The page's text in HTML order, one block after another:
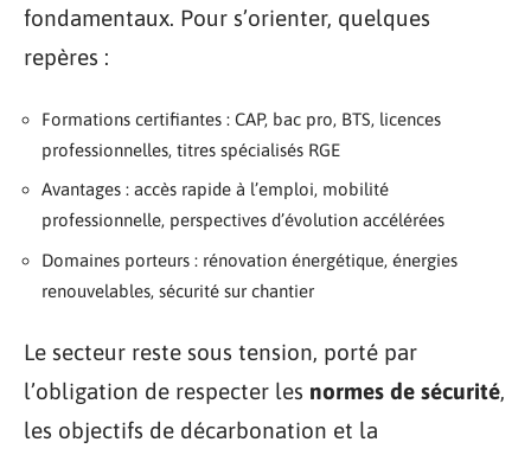
fondamentaux. Pour s’orienter, quelques
repères :
Formations certifiantes : CAP, bac pro, BTS, licences
professionnelles, titres spécialisés RGE
Avantages : accès rapide à l’emploi, mobilité
professionnelle, perspectives d’évolution accélérées
Domaines porteurs : rénovation énergétique, énergies
renouvelables, sécurité sur chantier
Le secteur reste sous tension, porté par
l’obligation de respecter les normes de sécurité,
les objectifs de décarbonation et la